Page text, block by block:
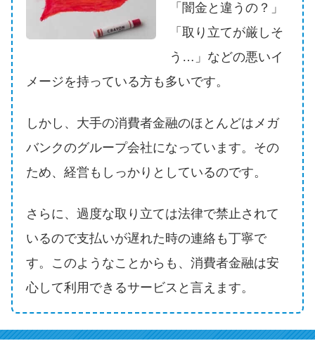
申し込みブラックとは?判断の目
ブラックでもお金を借りるに
アコムはブラックでも審査に通
る？ 自分がブラックか確かめる
アコムとレイクどっちがいい
底解説！
プロミスの返済方法を徹底解
説！ もっとも便利でお得な返済
「闇金と違うの？」
「取り立てが厳しそ
う…」などの悪いイ
メージを持っている方も多いです。
しかし、大手の消費者金融のほとんどはメガ
バンクのグループ会社になっています。その
ため、経営もしっかりとしているのです。
さらに、過度な取り立ては法律で禁止されて
いるので支払いが遅れた時の連絡も丁寧で
す。このようなことからも、消費者金融は安
心して利用できるサービスと言えます。